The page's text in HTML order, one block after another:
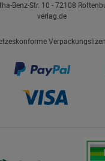
Benz-Str. 10 - 72108
verlag.de